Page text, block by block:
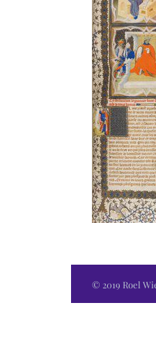
© 2019 Roel